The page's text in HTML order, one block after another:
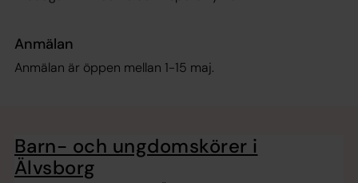
Anmälan
Anmälan är öppen mellan 1-15 maj.
Barn- och ungdomskörer i
Älvsborg